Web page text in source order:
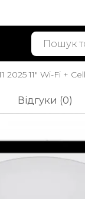
2025 11" Wi-Fi +
Відгуки (0)